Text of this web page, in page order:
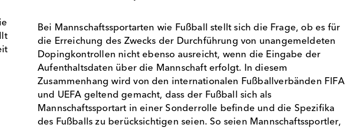
Bei Mannschaftssportarten wie Fußball stellt sich die Frage, ob es für
die Erreichung des Zwecks der Durchführung von unangemeldeten
Dopingkontrollen nicht ebenso ausreicht, wenn die Eingabe der
Aufenthaltsdaten über die Mannschaft erfolgt. In diesem
Zusammenhang wird von den internationalen Fußballverbänden FIFA
und UEFA geltend gemacht, dass der Fußball sich als
Mannschaftssportart in einer Sonderrolle befinde und die Spezifika
des Fußballs zu berücksichtigen seien. So seien Mannschaftssportler,